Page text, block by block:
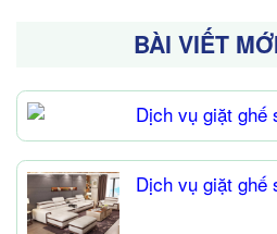
BÀI VIẾT
Dịch vụ giặt ghế
Dịch vụ giặt ghế